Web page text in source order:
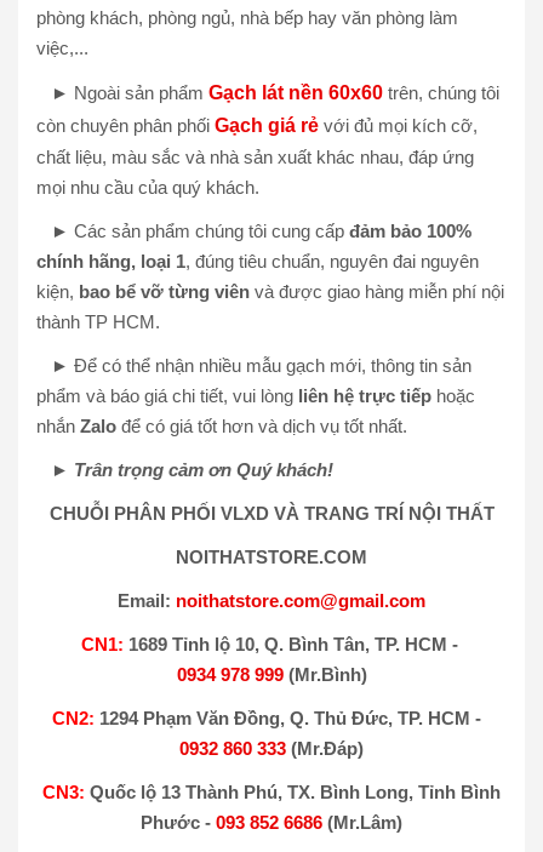
phòng khách, phòng ngủ, nhà bếp hay văn phòng làm
việc,...
► Ngoài sản phẩm Gạch lát nền 60x60 trên, chúng tôi
còn chuyên phân phối Gạch giá rẻ với đủ mọi kích cỡ,
chất liệu, màu sắc và nhà sản xuất khác nhau, đáp ứng
mọi nhu cầu của quý khách.
► Các sản phẩm chúng tôi cung cấp đảm bảo 100%
chính hãng, loại 1, đúng tiêu chuẩn, nguyên đai nguyên
kiện, bao bể vỡ từng viên và được giao hàng miễn phí nội
thành TP HCM.
► Để có thể nhận nhiều mẫu gạch mới, thông tin sản
phẩm và báo giá chi tiết, vui lòng liên hệ trực tiếp hoặc
nhắn Zalo để có giá tốt hơn và dịch vụ tốt nhất.
► Trân trọng cảm ơn Quý khách!
CHUỖI PHÂN PHỐI VLXD VÀ TRANG TRÍ NỘI THẤT
NOITHATSTORE.COM
Email: noithatstore.com@gmail.com
CN1: 1689 Tỉnh lộ 10, Q. Bình Tân, TP. HCM -
0934 978 999(Mr.Bình)
CN2: 1294 Phạm Văn Đồng, Q. Thủ Đức, TP. HCM -
0932 860 333 (Mr.Đáp)
CN3: Quốc lộ 13 Thành Phú, TX. Bình Long, Tỉnh Bình
Phước - 093 852 6686 (Mr.Lâm)